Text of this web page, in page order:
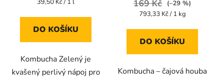
z
39,50 Kč / 1 l
DO KOŠÍKU
Kombucha Zelený je
kvašený perlivý nápoj pro
4,4
5
169 Kč
(–29 %)
Měrná
793,33 Kč / 1 kg
DO KOŠÍKU
Kombucha – čajová houba